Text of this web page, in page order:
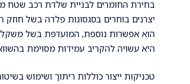
בחירת החומרים לבניית שלדת רכב שטח
יצרנים בוחרים בסגסוגות פלדה בשל חוזק
הוא אפשרות נוספת, המועדפת בשל
היא עשויה להקריב עמידות מסוימת
טכניקות ייצור כוללות ריתוך ושימוש